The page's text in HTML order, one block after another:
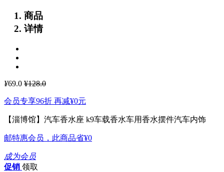
商品
详情
¥69.0 ¥128.0
会员专享96折 再减¥0元
【淄博馆】汽车香水座 k9车载香水车用香水摆件汽车内饰
邮特惠会员，此商品省¥0
成为会员
促销 领取